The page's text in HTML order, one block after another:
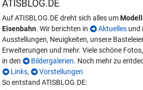
ATISBLOG.DE
Auf ATISBLOG.DE dreht sich alles um
Eisenbahn. Wir berichten in Aktuelles und
Ausstellungen, Neuigkeiten, unsere
Erweiterungen und mehr. Viele schöne
in den
Bildergalerien. Noch mehr zu
Links,
Vorstellungen
So entstand ATISBLOG.DE: